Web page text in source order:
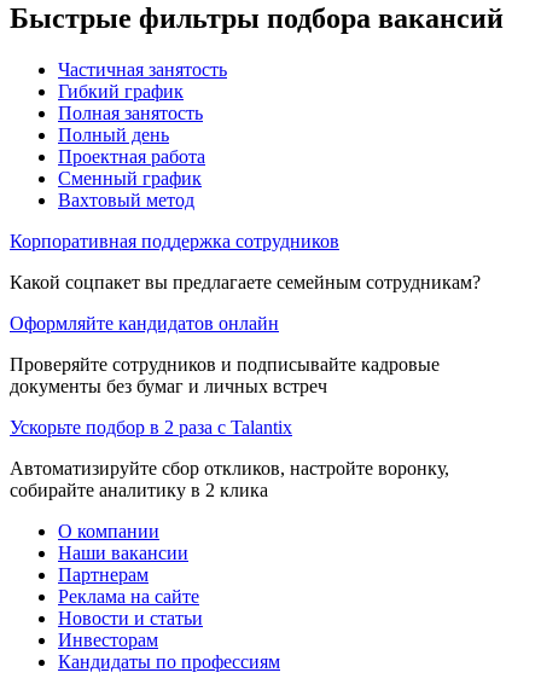
Быстрые фильтры подбора вакансий
Частичная занятость
Гибкий график
Полная занятость
Полный день
Проектная работа
Сменный график
Вахтовый метод
Корпоративная поддержка сотрудников
Какой соцпакет вы предлагаете семейным сотрудникам?
Оформляйте кандидатов онлайн
Проверяйте сотрудников и подписывайте кадровые
документы без бумаг и личных встреч
Ускорьте подбор в 2 раза с Talantix
Автоматизируйте сбор откликов, настройте воронку,
собирайте аналитику в 2 клика
О компании
Наши вакансии
Партнерам
Реклама на сайте
Новости и статьи
Инвесторам
Кандидаты по профессиям